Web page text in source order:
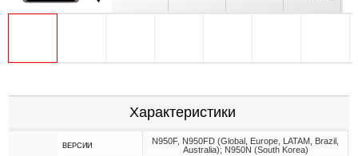
Характеристики
ВЕРСИИ
N950F, N950FD (Global, Europe, LATAM, Brazil,
Australia); N950N (South Korea)